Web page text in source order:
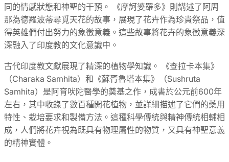
同的情感狀態和神聖的干預。 《摩訶婆羅多》則講述了阿周
那為德羅波蒂尋覓天花的故事，展現了花卉作為珍貴祭品，值
得英雄們付出努力的象徵意義。這些故事將花卉的象徵意義深
深融入了印度教的文化意識中。
古代印度教文獻展現了精深的植物學知識。 《查拉卡本集》
（Charaka Samhita）和《蘇胥魯塔本集》（Sushruta
Samhita）是阿育吠陀醫學的奠基之作，成書於公元前600年
左右，其中收錄了數百種開花植物，並詳細描述了它們的藥用
特性、栽培要求和製備方法。這種科學傳統與精神傳統相輔相
成，人們將花卉視為既具有物理屬性的物質，又具有神聖意義
的精神實體。